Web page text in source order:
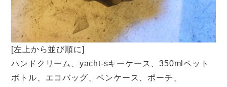
[左上から並び順に]
ハンドクリーム、yacht-sキーケース、350mlペット
ボトル、エコバッグ、ペンケース、ポーチ、